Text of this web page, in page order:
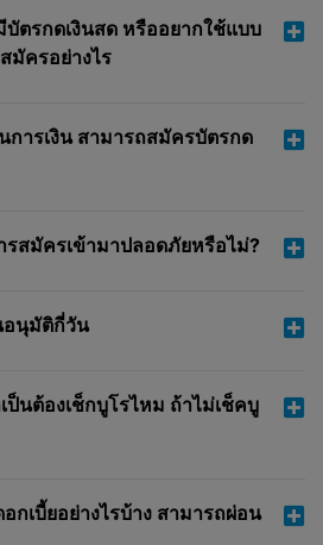
ผิดพลาด ปราศจากข้อบกพร่อง
ปลอดภัย
การ เจ้าหน้าที่ สมาชิก พนักงาน ผู้
องบริษัท ขอยกเว้นความรับผิด
ยหรือค่าเสียหายใดๆ ไม่ว่าใน
ของผู้ให้บริการและที่เกี่ยวกับ
ในเครือของบริษัท ขอยกเว้น
ดหรือด้วยประการอื่นใดอัน
อหรือคาดว่าจะซื้อผลิตภัณฑ์หรือ
าร เจ้าหน้าที่ สมาชิก พนักงาน ผู้
องบริษัท ขอยกเว้นโดยชัดแจ้งซึ่ง
ตรกดเงินสด หรืออยากใช้แบบ
มัครอย่างไร
การเงิน สามารถสมัครบัตรกด
รสมัครเข้ามาปลอดภัยหรือไม่?
อนุมัติกี่วัน
ป็นต้องเช็กบูโรไหม ถ้าไม่เช็คบู
กเบี้ยอย่างไรบ้าง สามารถผ่อน